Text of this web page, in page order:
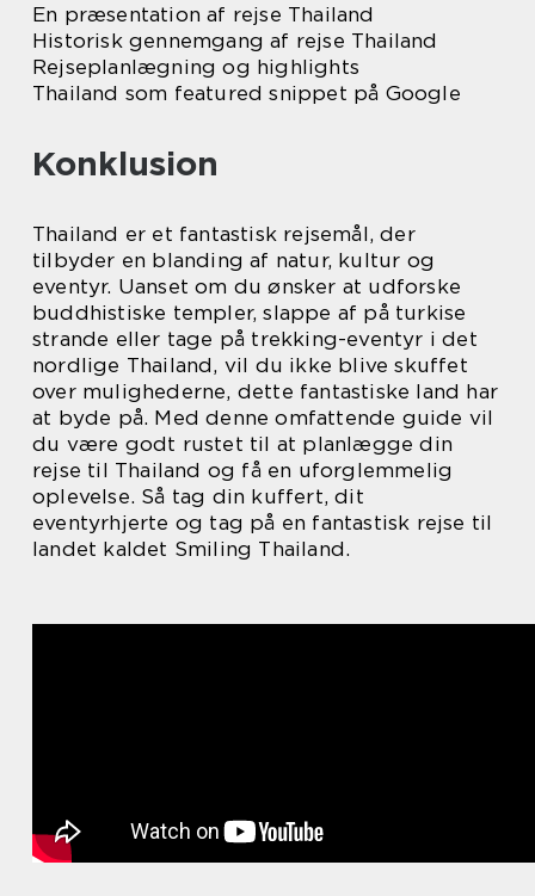
En præsentation af rejse Thailand
Historisk gennemgang af rejse Thailand
Rejseplanlægning og highlights
Thailand som featured snippet på Google
Konklusion
Thailand er et fantastisk rejsemål, der
tilbyder en blanding af natur, kultur og
eventyr. Uanset om du ønsker at udforske
buddhistiske templer, slappe af på turkise
strande eller tage på trekking-eventyr i det
nordlige Thailand, vil du ikke blive skuffet
over mulighederne, dette fantastiske land har
at byde på. Med denne omfattende guide vil
du være godt rustet til at planlægge din
rejse til Thailand og få en uforglemmelig
oplevelse. Så tag din kuffert, dit
eventyrhjerte og tag på en fantastisk rejse til
landet kaldet Smiling Thailand.